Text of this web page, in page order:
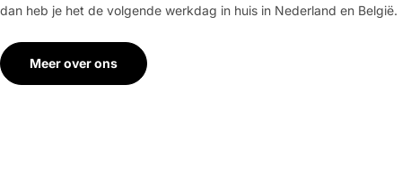
dan heb je het de volgende werkdag in huis in Nederland en België.
Meer over ons